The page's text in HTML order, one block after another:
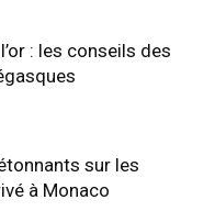
: les conseils des
sur les
à Monaco